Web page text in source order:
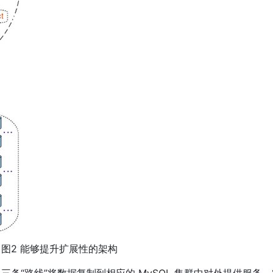
能够提升扩展性的架构